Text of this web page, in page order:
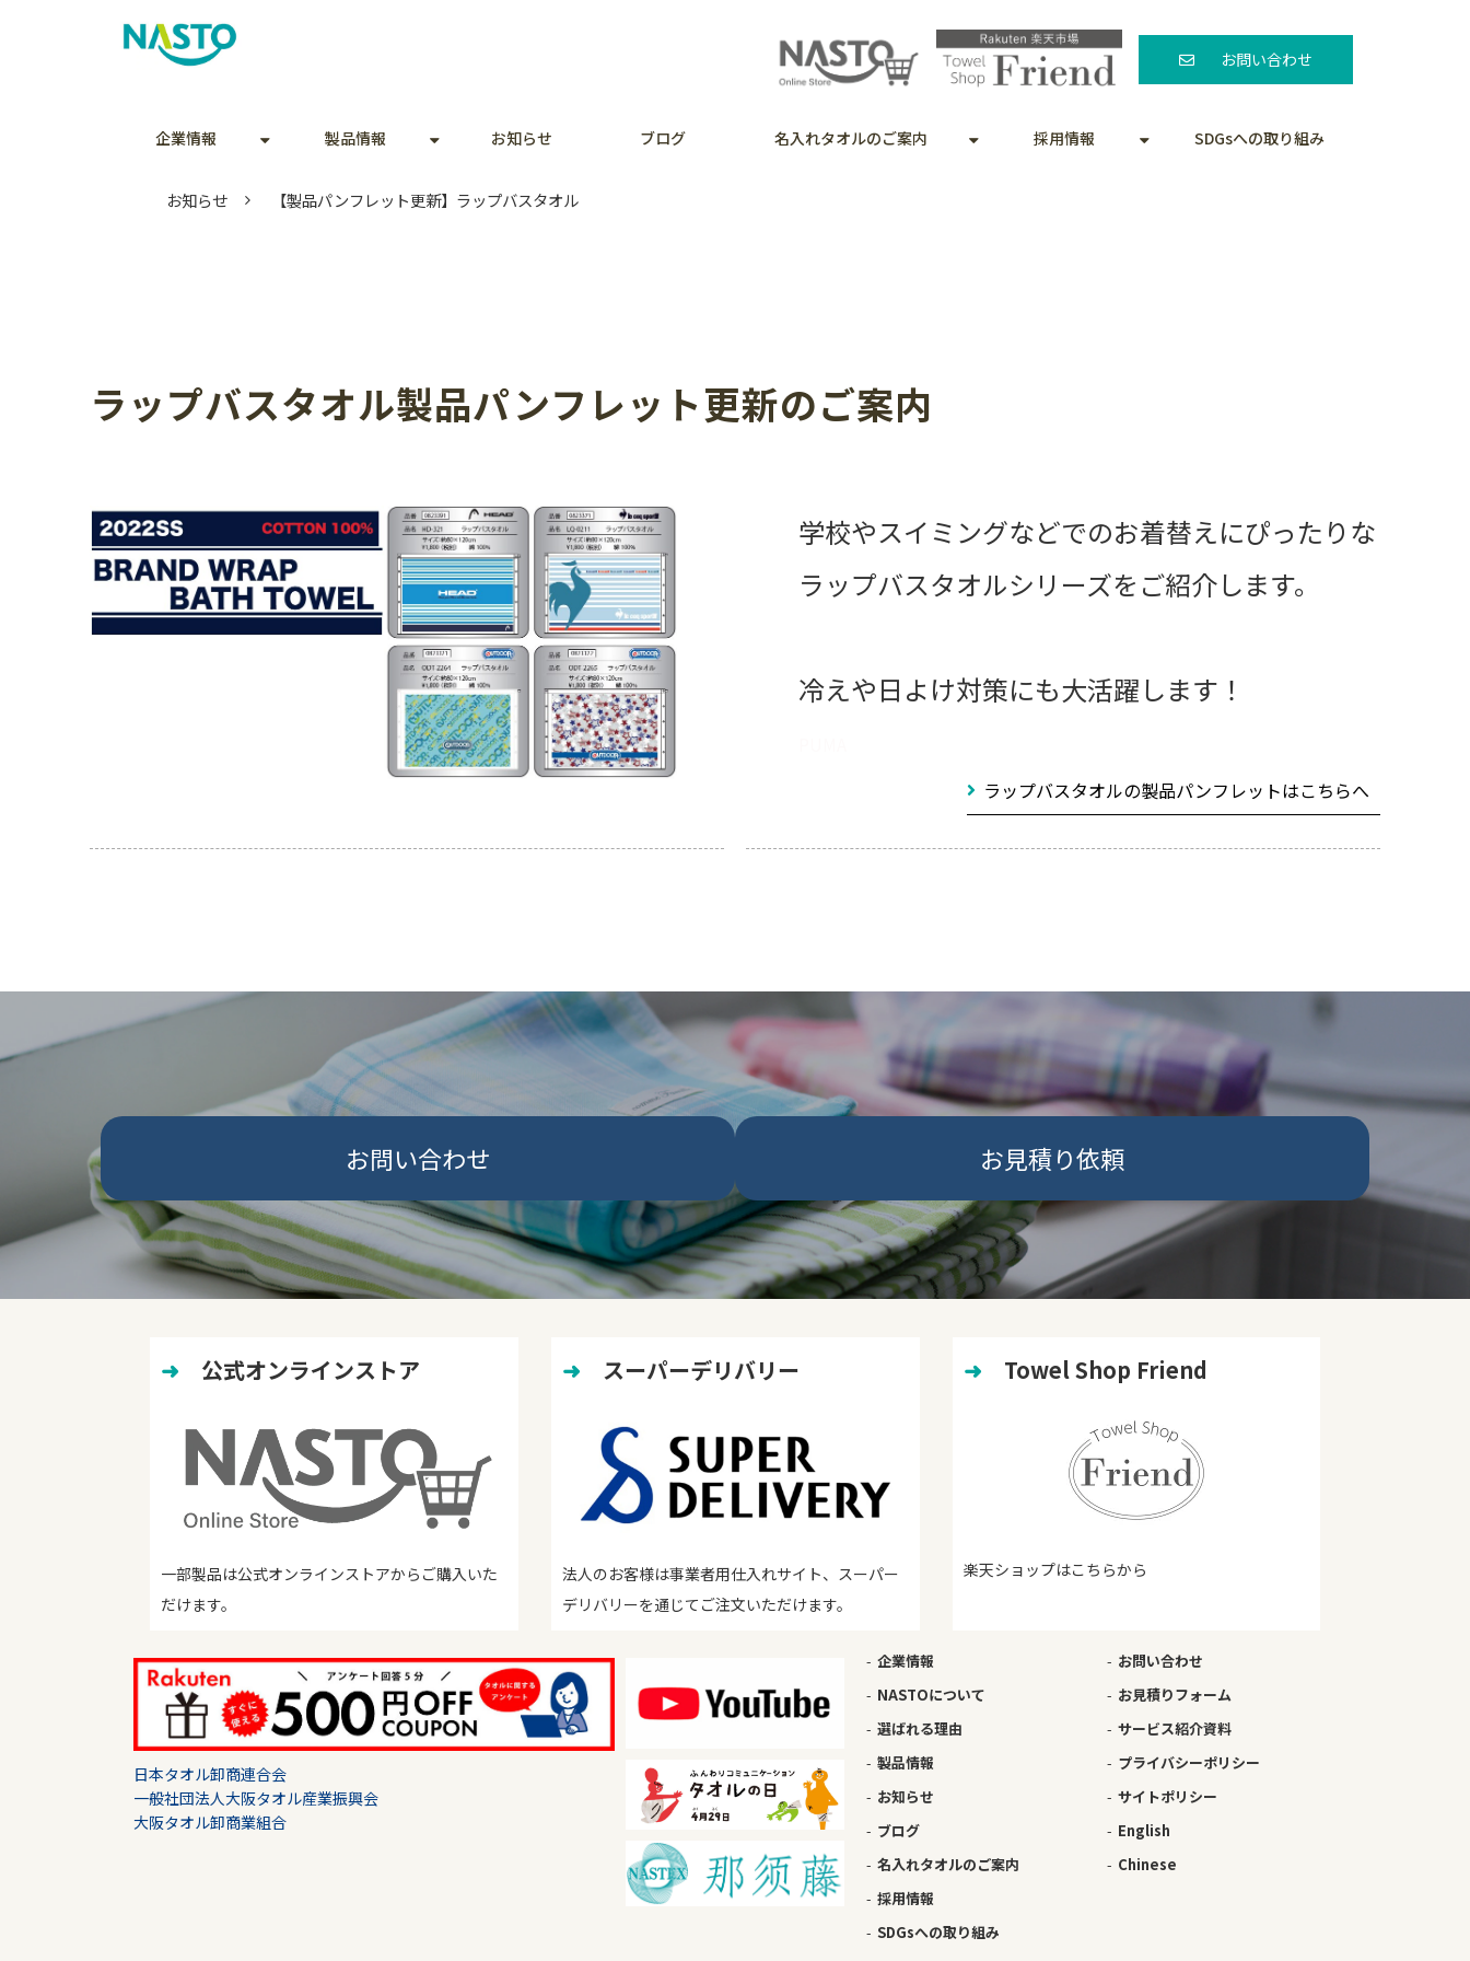
お問い合わせ
企業情報 製品情報 お知らせ ブログ 名入れタオルのご案内 採用情報 SDGsへの取り組み
お知らせ 【製品パンフレット更新】ラップバスタオル
ラップバスタオル製品パンフレット更新のご案内
学校やスイミングなどでのお着替えにぴったりな
ラップバスタオルシリーズをご紹介します。
冷えや日よけ対策にも大活躍します！
ラップバスタオルの製品パンフレットはこちらへ
お問い合わせ お見積り依頼
➜ 公式オンラインストア
一部製品は公式オンラインストアからご購入いた
だけます。
➜ スーパーデリバリー
法人のお客様は事業者用仕入れサイト、スーパー
デリバリーを通じてご注文いただけます。
➜ Towel Shop Friend
楽天ショップはこちらから
日本タオル卸商連合会
一般社団法人大阪タオル産業振興会
大阪タオル卸商業組合
企業情報
NASTOについて
選ばれる理由
製品情報
お知らせ
ブログ
名入れタオルのご案内
採用情報
SDGsへの取り組み
お問い合わせ
お見積りフォーム
サービス紹介資料
プライバシーポリシー
サイトポリシー
English
Chinese